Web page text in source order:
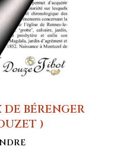
DE BÉRENGER
)